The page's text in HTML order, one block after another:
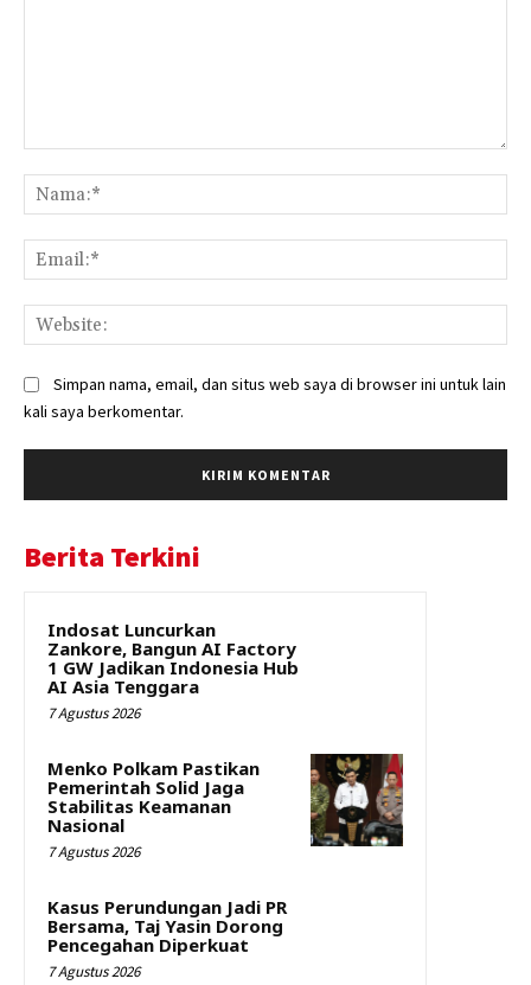
Simpan nama, email, dan situs web saya di browser ini untuk lain
kali saya berkomentar.
Berita Terkini
Indosat Luncurkan
Zankore, Bangun AI Factory
1 GW Jadikan Indonesia Hub
AI Asia Tenggara
7 Agustus 2026
Menko Polkam Pastikan
Pemerintah Solid Jaga
Stabilitas Keamanan
Nasional
7 Agustus 2026
Kasus Perundungan Jadi PR
Bersama, Taj Yasin Dorong
Pencegahan Diperkuat
7 Agustus 2026